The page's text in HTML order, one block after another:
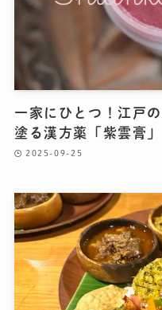
一家にひとつ！江戸
塗る漢方薬「紫雲膏」
2025-09-25